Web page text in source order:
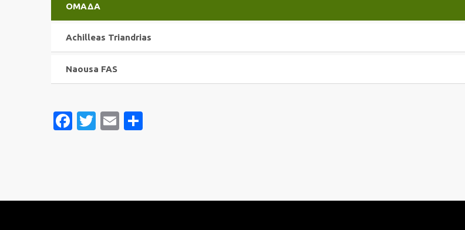
ΟΜΆΔΑ
Achilleas Triandrias
Naousa FAS
Facebook
Twitter
Email